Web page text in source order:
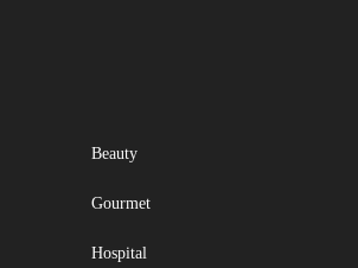
Beauty
Gourmet
Hospital